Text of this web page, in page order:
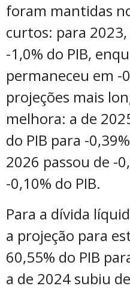
foram mantidas
curtos: para
-1,0% do PIB,
permaneceu em -
projeções mais
melhora: a de
do PIB para -
2026 passou de -
-0,10% do PIB.
Para a dívida
a projeção para
60,55% do PIB
a de 2024 subiu